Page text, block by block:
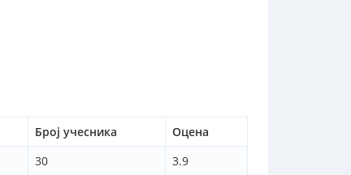
Број учесника
Оцена
30 3.9